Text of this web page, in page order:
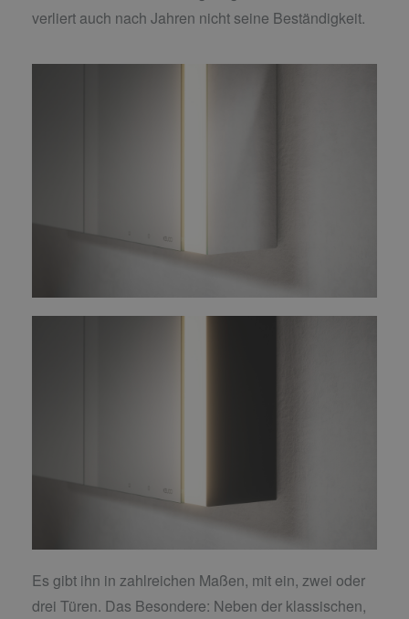
verliert auch nach Jahren nicht seine Beständigkeit.
Es gibt ihn in zahlreichen Maßen, mit ein, zwei oder
drei Türen. Das Besondere: Neben der klassischen,